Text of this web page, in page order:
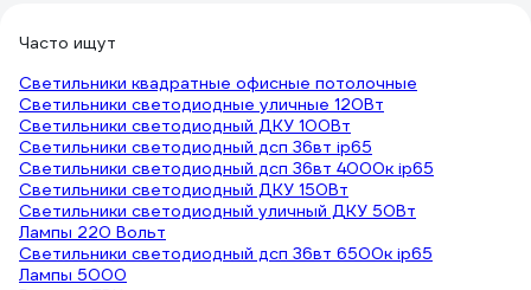
Часто ищут
Светильники квадратные офисные потолочные
Светильники светодиодные уличные 120Вт
Светильники светодиодный ДКУ 100Вт
Светильники светодиодный дсп 36вт ip65
Светильники светодиодный дсп 36вт 4000к ip65
Светильники светодиодный ДКУ 150Вт
Светильники светодиодный уличный ДКУ 50Вт
Лампы 220 Вольт
Светильники светодиодный дсп 36вт 6500к ip65
Лампы 5000